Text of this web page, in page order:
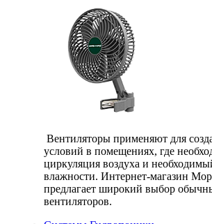
Вентиляторы применяют для
условий в помещениях, где
циркуляция воздуха и
влажности. Интернет-магазин
предлагает широкий выбор
вентиляторов.